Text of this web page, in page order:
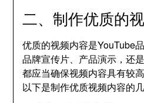
二、制作优质的
优质的视频内容是YouTube
品牌宣传片、产品演示，还
都应当确保视频内容具有较
以下是制作优质视频内容的